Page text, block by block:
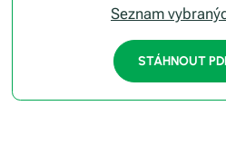
Seznam
STÁHNOUT